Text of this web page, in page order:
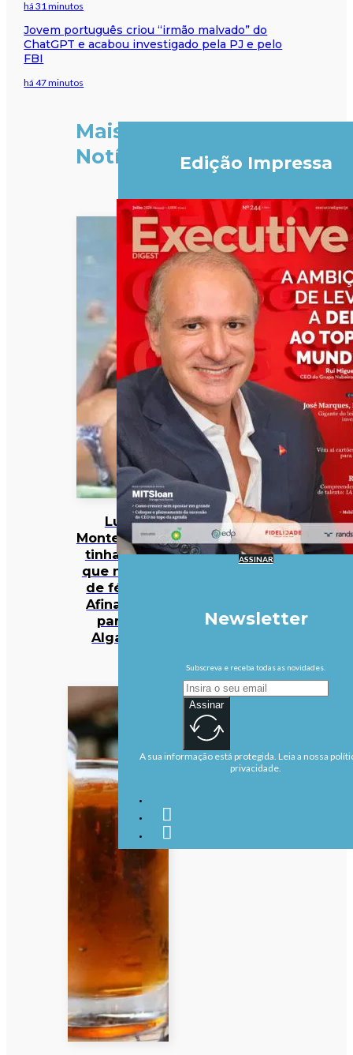
há 31 minutos
Jovem português criou “irmão malvado” do
ChatGPT e acabou investigado pela PJ e pelo
FBI
há 47 minutos
Mais
Notícias
Luís
Montenegro
tinha dito
que não ia
de férias.
Afinal, foi
para o
Algarve
Edição Impressa
ASSINAR
Newsletter
Subscreva e receba todas as novidades.
Assinar
A sua informação está protegida. Leia a nossa
privacidade.